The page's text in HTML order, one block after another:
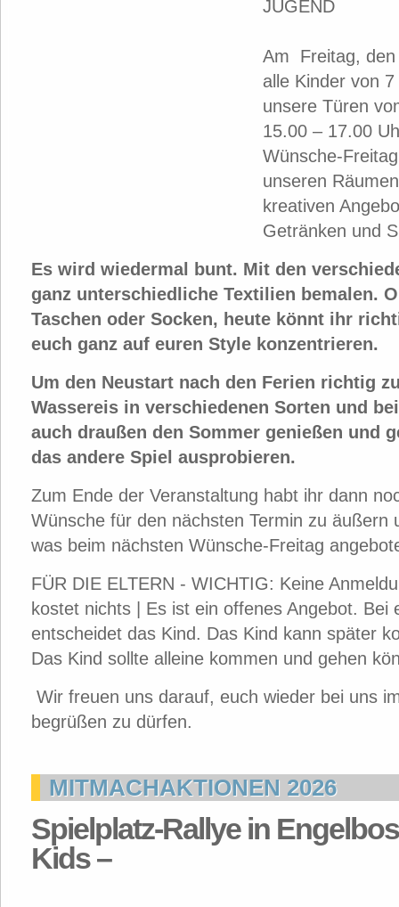
JUGEND
Am Freitag, den
alle Kinder von
unsere Türen
15.00 – 17.00
Wünsche-
unseren
kreativen
Getränken und
Es wird wiedermal bunt. Mit den
ganz unterschiedliche Textilien bemalen.
Taschen oder Socken, heute könnt ihr
euch ganz auf euren Style konzentrieren.
Um den Neustart nach den Ferien richtig
Wassereis in verschiedenen Sorten und
auch draußen den Sommer genießen und
das andere Spiel ausprobieren.
Zum Ende der Veranstaltung habt ihr dann
Wünsche für den nächsten Termin zu äußern
was beim nächsten Wünsche-Freitag
FÜR DIE ELTERN - WICHTIG: Keine
kostet nichts | Es ist ein offenes Angebot. Bei
entscheidet das Kind. Das Kind kann später
Das Kind sollte alleine kommen und gehen
Wir freuen uns darauf, euch wieder bei uns
begrüßen zu dürfen.
MITMACHAKTIONEN 2026
Spielplatz-Rallye in
Kids –